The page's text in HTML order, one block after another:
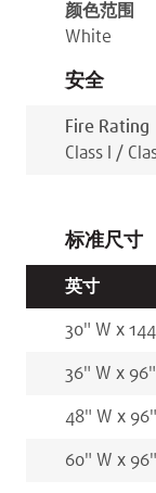
颜色范围
White
安全
Fire Rating
Class I /
标准尺寸
英寸
30" W x 144
36" W x 96"
48" W x 96"
60" W x 96"